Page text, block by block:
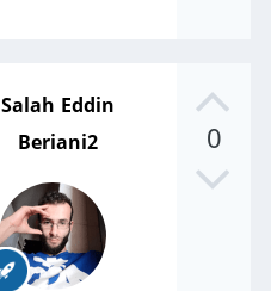
0
Salah Eddin
Beriani2